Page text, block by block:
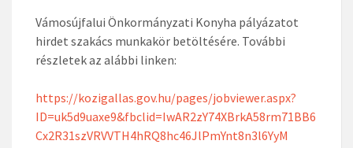
Vámosújfalui Önkormányzati Konyha pályázatot
hirdet szakács munkakör betöltésére. További
részletek az alábbi linken:
https://kozigallas.gov.hu/pages/jobviewer.aspx?
ID=uk5d9uaxe9&fbclid=IwAR2zY74XBrkA58rm71BB6
Cx2R31szVRVVTH4hRQ8hc46JlPmYnt8n3l6YyM